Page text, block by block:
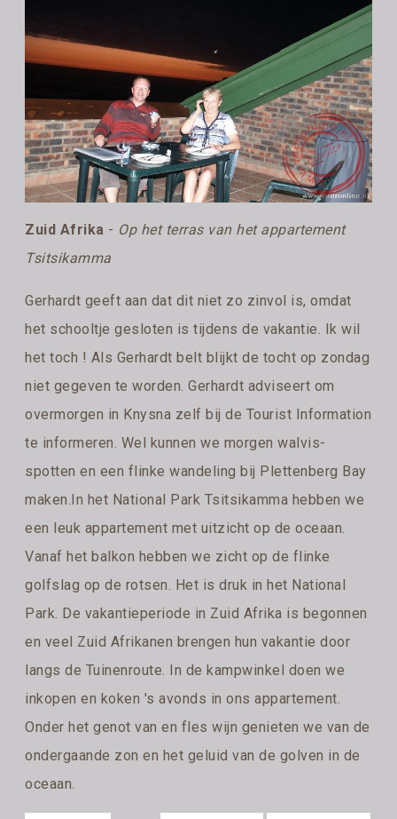
Zuid Afrika - Op het terras van het appartement
Tsitsikamma
Gerhardt geeft aan dat dit niet zo zinvol is, omdat
het schooltje gesloten is tijdens de vakantie. Ik wil
het toch ! Als Gerhardt belt blijkt de tocht op zondag
niet gegeven te worden. Gerhardt adviseert om
overmorgen in Knysna zelf bij de Tourist Information
te informeren. Wel kunnen we morgen walvis-
spotten en een flinke wandeling bij Plettenberg Bay
maken.In het National Park Tsitsikamma hebben we
een leuk appartement met uitzicht op de oceaan.
Vanaf het balkon hebben we zicht op de flinke
golfslag op de rotsen. Het is druk in het National
Park. De vakantieperiode in Zuid Afrika is begonnen
en veel Zuid Afrikanen brengen hun vakantie door
langs de Tuinenroute. In de kampwinkel doen we
inkopen en koken 's avonds in ons appartement.
Onder het genot van en fles wijn genieten we van de
ondergaande zon en het geluid van de golven in de
oceaan.